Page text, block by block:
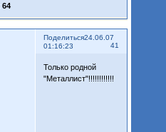
64
Поделиться
41
24.06.07
01:16:23
Только родной
"Металлист"!!!!!!!!!!!!